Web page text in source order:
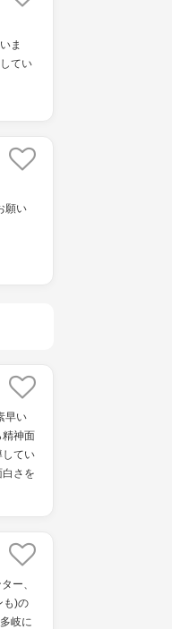
ま
てい
願い
早い
精神面
してい
さを
ー、
も)の
岐に